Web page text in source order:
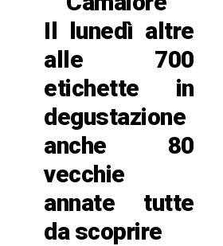
Il lunedì altre
alle 700
etichette in
degustazione
anche 80
vecchie
annate tutte
da scoprire